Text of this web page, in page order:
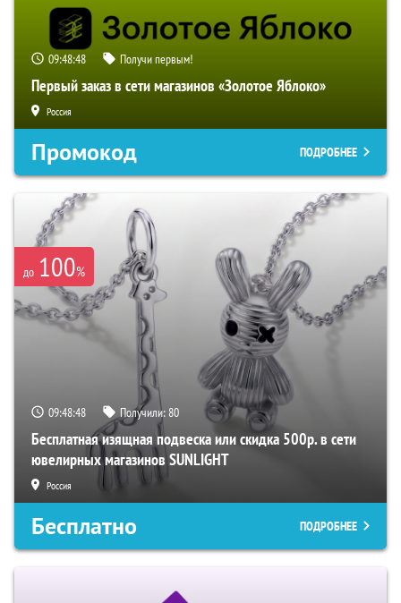
09:48:47 Получи первым!
Первый заказ в сети магазинов «Золотое Яблоко»
Россия
Промокод ПОДРОБНЕЕ
до 100%
09:48:47 Получили:80
Бесплатная изящная подвеска или скидка 500р. в сети
ювелирных магазинов SUNLIGHT
Россия
Бесплатно ПОДРОБНЕЕ